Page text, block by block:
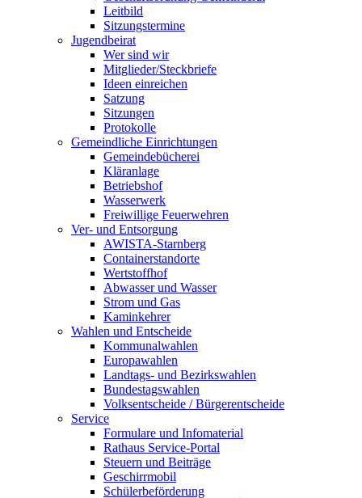
Leitbild
Sitzungstermine
Jugendbeirat
Wer sind wir
Mitglieder/Steckbriefe
Ideen einreichen
Satzung
Sitzungen
Protokolle
Gemeindliche Einrichtungen
Gemeindebücherei
Kläranlage
Betriebshof
Wasserwerk
Freiwillige Feuerwehren
Ver- und Entsorgung
AWISTA-Starnberg
Containerstandorte
Wertstoffhof
Abwasser und Wasser
Strom und Gas
Kaminkehrer
Wahlen und Entscheide
Kommunalwahlen
Europawahlen
Landtags- und Bezirkswahlen
Bundestagswahlen
Volksentscheide / Bürgerentscheide
Service
Formulare und Infomaterial
Rathaus Service-Portal
Steuern und Beiträge
Geschirrmobil
Schülerbeförderung